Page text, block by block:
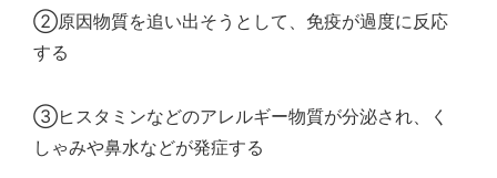
②原因物質を追い出そうとして、免疫が過度に反応
する
③ヒスタミンなどのアレルギー物質が分泌され、く
しゃみや鼻水などが発症する